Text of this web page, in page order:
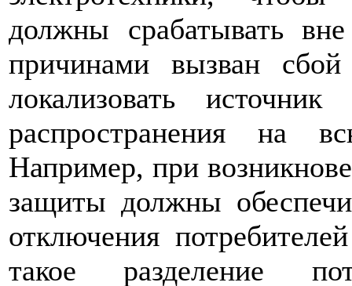
должны срабатывать
причинами вызван
локализовать
распространения на
Например, при
защиты должны
отключения
такое разделение